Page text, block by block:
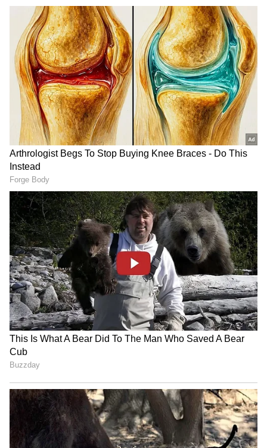
இதன்படி சுமார் 70 நாடுகளில் உள்ளூர்
நேரப்படி காலை 6 மணிக்கு தொடங்கி
கூட்டு யோகா தொடர் பயிற்சி நடைபெற
உள்ளது. இதில் மத்திய மந்திரிகள்,
திரைத்துறை பிரபலங்கள், விளையாட்டு
வீரர், வீராங்கனைகள், யோகாசன
நிபுணர்கள், ஆர்வலர்கள் என பலர்
பங்கேற்க உள்ளனர். இதன் மூலம்
இந்தியாவின் புகழை சர்வதேச அளவில்
மேலும் உயர்த்த முடியும் என்று மத்திய
ஆயுஷ் துறை மந்திரி சர்வானந்த
சோனோவால் தெரிவித்துள்ளார்.
LATEST VIDEOS
டிஎன்ஃபிஎல் கிரிக்கெட்:
திண்டுக்கல் டிராகன்ஸை வீழ்த்தி
நெல்லை ராயல் கிங்ஸ் அபார
வெற்றி!
சேப்பாக் சூப்பர் கில்லீஸ்
அணியை வீழ்த்தி ஐடிரீம்
திருப்பூர் தமிழன்ஸ் அபார
வெற்றி!